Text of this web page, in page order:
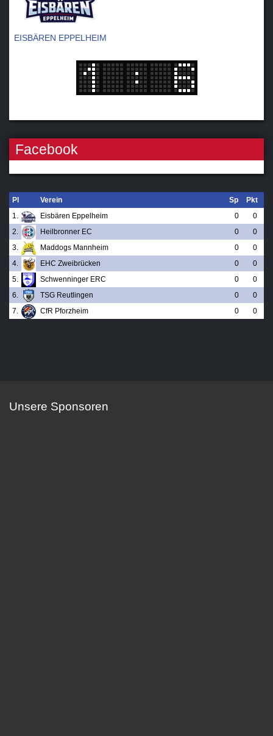
EISBÄREN EPPELHEIM
Facebook
Pl Verein Sp
Pkt
1.
Eisbären Eppelheim 0
0
2.
Heilbronner EC 0
0
3.
Maddogs Mannheim 0
0
4.
EHC Zweibrücken 0
0
5.
Schwenninger ERC 0
0
6.
TSG Reutlingen 0
0
7.
CfR Pforzheim 0 0
Unsere Sponsoren